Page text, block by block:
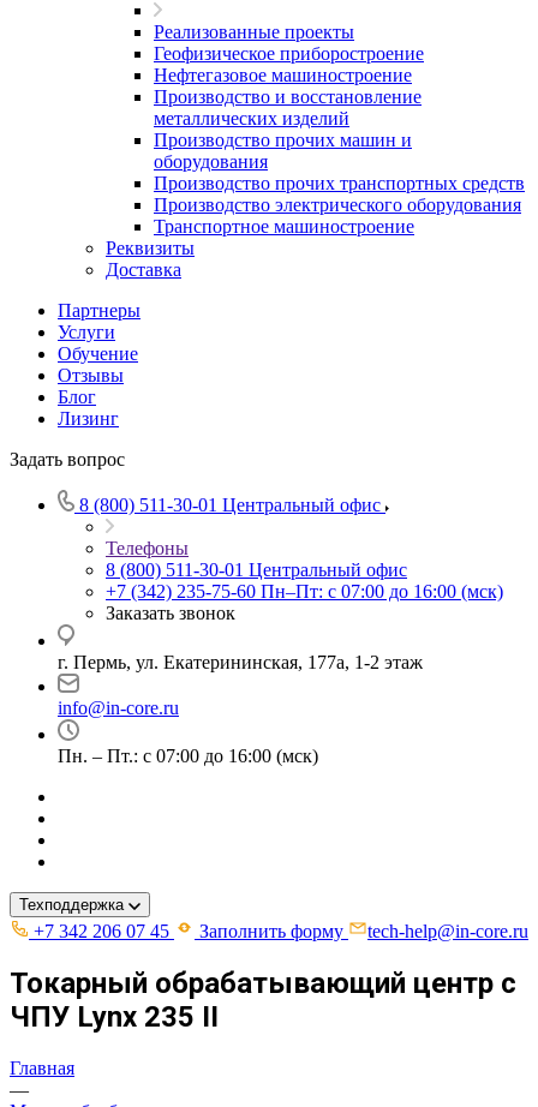
Реализованные проекты
Геофизическое приборостроение
Нефтегазовое машиностроение
Производство и восстановление
металлических изделий
Производство прочих машин и
оборудования
Производство прочих транспортных средств
Производство электрического оборудования
Транспортное машиностроение
Реквизиты
Доставка
Партнеры
Услуги
Обучение
Отзывы
Блог
Лизинг
Задать вопрос
8 (800) 511-30-01 Центральный офис
Телефоны
8 (800) 511-30-01 Центральный офис
+7 (342) 235-75-60 Пн–Пт: с 07:00 до 16:00 (мск)
Заказать звонок
г. Пермь, ул. ​Екатерининская, 177а, ​1-2 этаж
info@in-core.ru
Пн. – Пт.: с 07:00 до 16:00 (мск)
Техподдержка
+7 342 206 07 45 Заполнить форму tech-help@in-core.ru
Токарный обрабатывающий центр c
ЧПУ Lynx 235 II
Главная
—